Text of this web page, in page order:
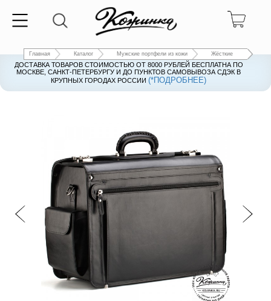
Главная Каталог Мужские портфели из кожи Жёсткие
ДОСТАВКА ТОВАРОВ СТОИМОСТЬЮ ОТ 8000 РУБЛЕЙ БЕСПЛАТНА ПО
МОСКВЕ, САНКТ-ПЕТЕРБУРГУ И ДО ПУНКТОВ САМОВЫВОЗА СДЭК В
КРУПНЫХ ГОРОДАХ РОССИИ(*ПОДРОБНЕЕ)
ДОСТАВКА ТОВАРОВ СТОИМОСТЬЮ ОТ 8000 РУБЛЕЙ БЕСПЛАТНА ПО
МОСКВЕ, САНКТ-ПЕТЕРБУРГУ И ДО ПУНКТОВ САМОВЫВОЗА СДЭК В
КРУПНЫХ ГОРОДАХ РОССИИ(*ПОДРОБНЕЕ)